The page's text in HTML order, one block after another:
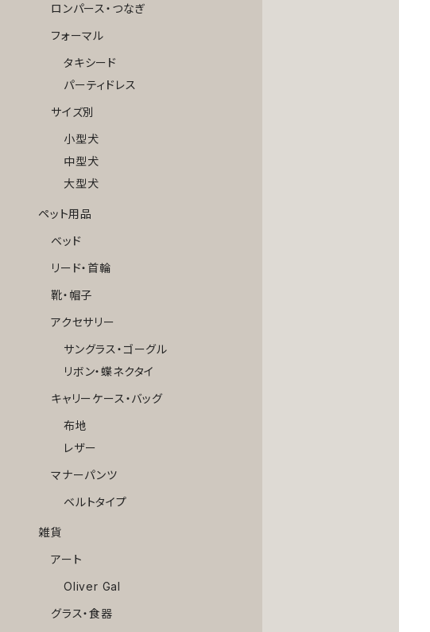
ロンパース・つなぎ
フォーマル
タキシード
パーティドレス
サイズ別
小型犬
中型犬
大型犬
ペット用品
ベッド
リード・首輪
靴・帽子
アクセサリー
サングラス・ゴーグル
リボン・蝶ネクタイ
キャリーケース・バッグ
布地
レザー
マナーパンツ
ベルトタイプ
雑貨
アート
Oliver Gal
グラス・食器